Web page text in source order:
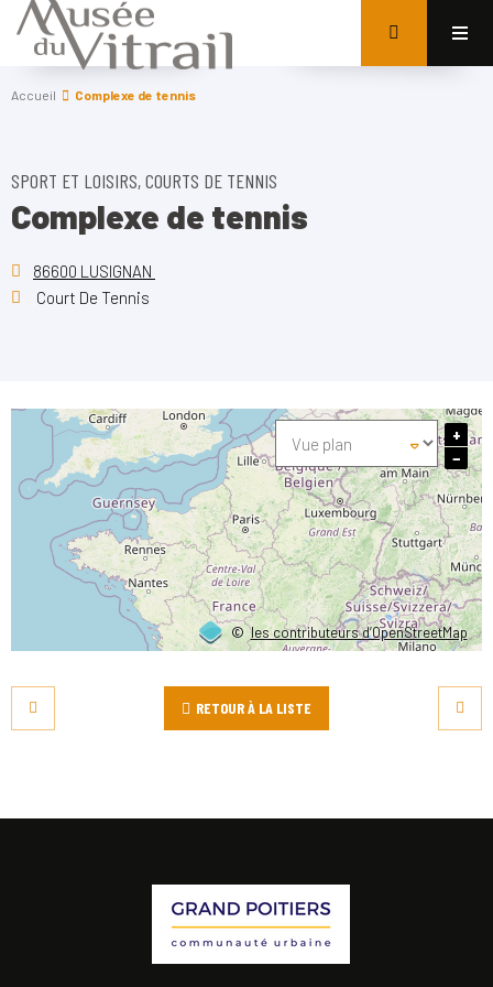
Accueil Complexe de tennis
SPORT ET LOISIRS, COURTS DE TENNIS
Complexe de tennis
86600 LUSIGNAN
Court De Tennis
©les contributeurs d’OpenStreetMap
+
−
RETOUR À LA LISTE